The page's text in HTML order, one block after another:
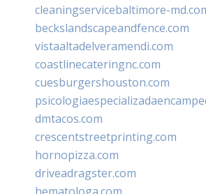
cleaningservicebaltimore-
beckslandscapeandfence.com
vistaaltadelveramendi.com
coastlinecateringnc.com
cuesburgershouston.com
dmtacos.com
crescentstreetprinting.com
hornopizza.com
driveadragster.com